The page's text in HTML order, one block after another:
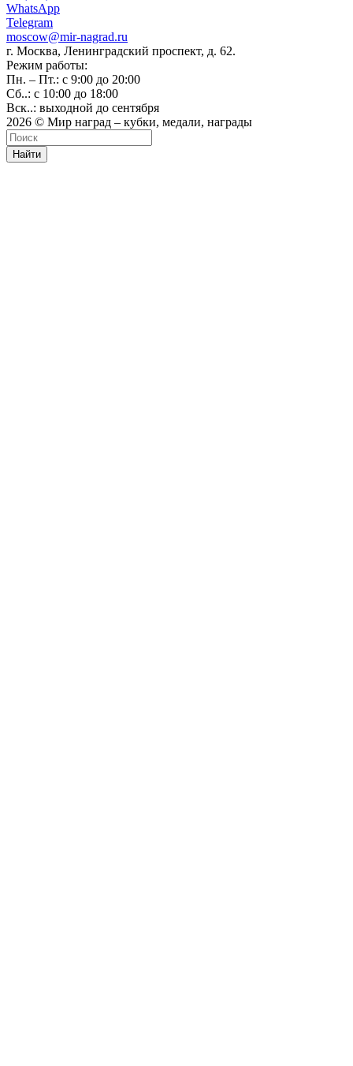
WhatsApp
Telegram
moscow@mir-nagrad.ru
г. Москва, Ленинградский проспект, д. 62.
Режим работы:
Пн. – Пт.: с 9:00 до 20:00
Сб..: с 10:00 до 18:00
Вск..: выходной до сентября
2026 © Мир наград – кубки, медали, награды
Найти